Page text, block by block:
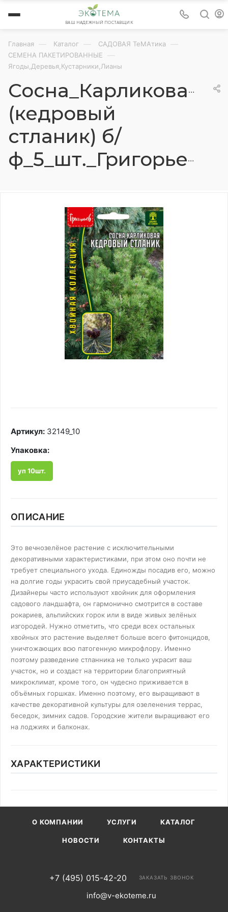
ВАШ НАДЕЖНЫЙ ПОСТАВЩИК
Главная — Каталог — САДОВАЯ ТеМАтика —
СЕМЕНА ПАКЕТИРОВАННЫЕ —
Ягоды,Деревья,Кустарники,Лианы
Сосна_Карликовая
(кедровый
стланик) б/
ф_5_шт._Григорьев
Артикул: 32149_10
Упаковка:
уп 10шт.
ОПИСАНИЕ
Это вечнозелёное растение с исключительными
декоративными характеристиками, при этом оно почти не
требует специального ухода. Единожды посадив его, можно
на долгие годы украсить свой приусадебный участок.
Дизайнеры часто используют хвойник для оформления
садового ландшафта, он гармонично смотрится в составе
рокариев, альпийских горок или в виде живых зелёных
изгородей. Нужно отметить, что среди всех остальных
хвойных это растение выделяет больше всего фитонцидов,
уничтожающих всю патогенную микрофлору. Именно
поэтому разведение стланника не только украсит ваш
участок, но и создаст на территории благоприятный
микроклимат, кроме того, он чудесно приживается в
объёмных горшках. Именно поэтому, его выращивают в
качестве декоративной культуры для озеленения террас,
беседок, зимних садов. Городские жители выращивают его
на лоджиях и балконах.
ХАРАКТЕРИСТИКИ
О КОМПАНИИ УСЛУГИ КАТАЛОГ
НОВОСТИ КОНТАКТЫ
+7 (495) 015-42-20 ЗАКАЗАТЬ ЗВОНОК
info@v-ekoteme.ru